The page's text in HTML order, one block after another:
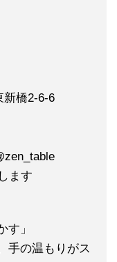
新橋2-6-6
ます
す」
手の温もりがス